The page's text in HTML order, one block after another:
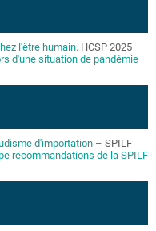
l'être humain. HCSP 2025
d'une situation de pandémie
d'importation – SPILF
recommandations de la SPILF